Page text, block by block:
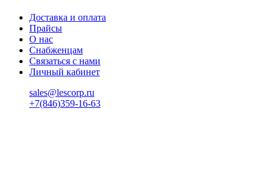
Доставка и оплата
Прайсы
О нас
Снабженцам
Связаться с нами
Личный кабинет
sales@lescorp.ru
+7(846)359-16-63